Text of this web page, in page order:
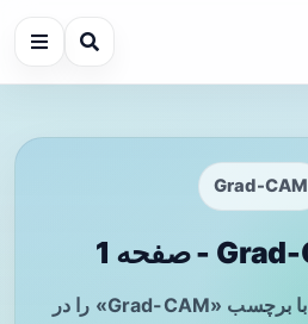
Grad-CAM
تازه‌ترین مطالب مرتبط با برچسب «Grad-CAM» را در